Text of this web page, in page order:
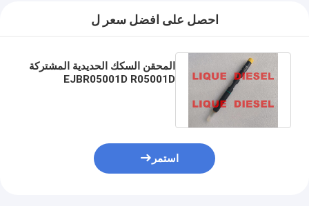
احصل على افضل سعر ل
المحقن السكك الحديدية المشتركة
EJBR05001D R05001D
استمر